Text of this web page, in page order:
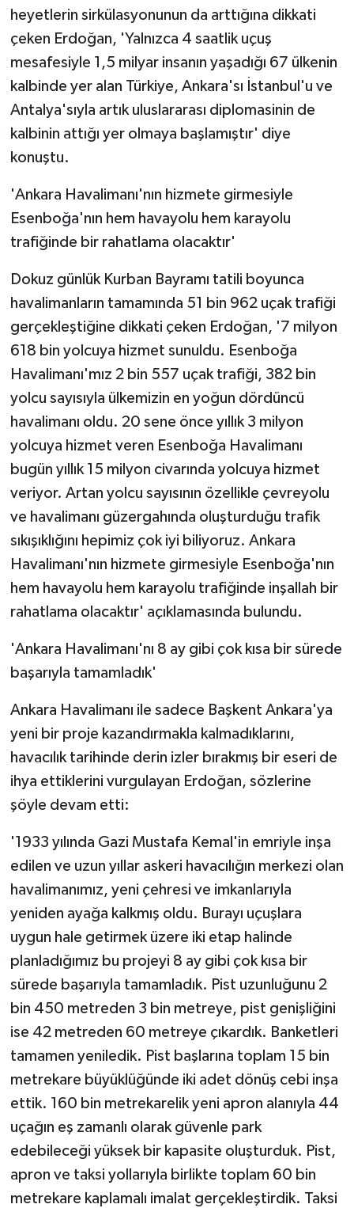
heyetlerin sirkülasyonunun da arttığına dikkati
çeken Erdoğan, 'Yalnızca 4 saatlik uçuş
mesafesiyle 1,5 milyar insanın yaşadığı 67 ülkenin
kalbinde yer alan Türkiye, Ankara'sı İstanbul'u ve
Antalya'sıyla artık uluslararası diplomasinin de
kalbinin attığı yer olmaya başlamıştır' diye
konuştu.
'Ankara Havalimanı'nın hizmete girmesiyle
Esenboğa'nın hem havayolu hem karayolu
trafiğinde bir rahatlama olacaktır'
Dokuz günlük Kurban Bayramı tatili boyunca
havalimanların tamamında 51 bin 962 uçak trafiği
gerçekleştiğine dikkati çeken Erdoğan, '7 milyon
618 bin yolcuya hizmet sunuldu. Esenboğa
Havalimanı'mız 2 bin 557 uçak trafiği, 382 bin
yolcu sayısıyla ülkemizin en yoğun dördüncü
havalimanı oldu. 20 sene önce yıllık 3 milyon
yolcuya hizmet veren Esenboğa Havalimanı
bugün yıllık 15 milyon civarında yolcuya hizmet
veriyor. Artan yolcu sayısının özellikle çevreyolu
ve havalimanı güzergahında oluşturduğu trafik
sıkışıklığını hepimiz çok iyi biliyoruz. Ankara
Havalimanı'nın hizmete girmesiyle Esenboğa'nın
hem havayolu hem karayolu trafiğinde inşallah bir
rahatlama olacaktır' açıklamasında bulundu.
'Ankara Havalimanı'nı 8 ay gibi çok kısa bir sürede
başarıyla tamamladık'
Ankara Havalimanı ile sadece Başkent Ankara'ya
yeni bir proje kazandırmakla kalmadıklarını,
havacılık tarihinde derin izler bırakmış bir eseri de
ihya ettiklerini vurgulayan Erdoğan, sözlerine
şöyle devam etti:
'1933 yılında Gazi Mustafa Kemal'in emriyle inşa
edilen ve uzun yıllar askeri havacılığın merkezi olan
havalimanımız, yeni çehresi ve imkanlarıyla
yeniden ayağa kalkmış oldu. Burayı uçuşlara
uygun hale getirmek üzere iki etap halinde
planladığımız bu projeyi 8 ay gibi çok kısa bir
sürede başarıyla tamamladık. Pist uzunluğunu 2
bin 450 metreden 3 bin metreye, pist genişliğini
ise 42 metreden 60 metreye çıkardık. Banketleri
tamamen yeniledik. Pist başlarına toplam 15 bin
metrekare büyüklüğünde iki adet dönüş cebi inşa
ettik. 160 bin metrekarelik yeni apron alanıyla 44
uçağın eş zamanlı olarak güvenle park
edebileceği yüksek bir kapasite oluşturduk. Pist,
apron ve taksi yollarıyla birlikte toplam 60 bin
metrekare kaplamalı imalat gerçekleştirdik. Taksi